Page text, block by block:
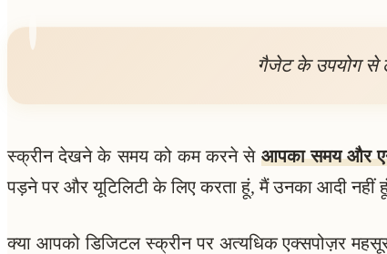
गैजेट के उपयोग से
स्क्रीन देखने के समय को कम करने से आपका समय और
पड़ने पर और यूटिलिटी के लिए करता हूं, मैं उनका आदी नहीं
क्या आपको डिजिटल स्क्रीन पर अत्यधिक एक्सपोज़र